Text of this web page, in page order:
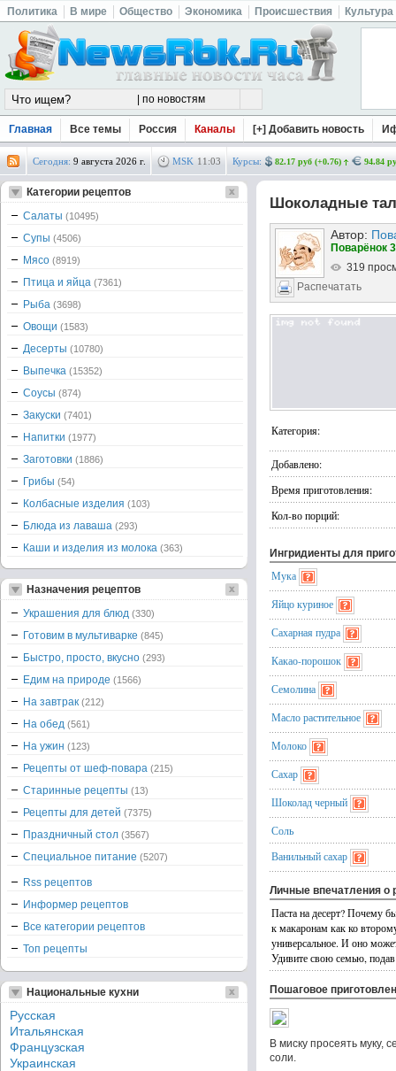
Политика В мире Общество Экономика Происшествия Культура
Главная Все темы Россия Каналы [+] Добавить новость
Сегодня: 9 августа 2026 г. MSK 11 :03 Курсы: 82.17 руб (+0.76) 94.84
Шоколадные
Автор:
Поварёнок
319
Распечатать
Категория:
Добавлено:
Время приготовления:
Кол-во порций:
Ингридиенты для
Мука
Яйцо куриное
Сахарная пудра
Какао-порошок
Семолина
Масло растительное
Молоко
Сахар
Шоколад черный
Соль
Ванильный сахар
Личные впечатления о
Паста на десерт? Почему
к макаронам как ко
универсальное. И оно
Удивите свою семью, подав
Пошаговое
В миску просеять муку,
соли.
Категории рецептов
Салаты (10495)
Супы (4506)
Мясо (8919)
Птица и яйца (7361)
Рыба (3698)
Овощи (1583)
Десерты (10780)
Выпечка (15352)
Соусы (874)
Закуски (7401)
Напитки (1977)
Заготовки (1886)
Грибы (54)
Колбасные изделия (103)
Блюда из лаваша (293)
Каши и изделия из молока (363)
Назначения рецептов
Украшения для блюд (330)
Готовим в мультиварке (845)
Быстро, просто, вкусно (293)
Едим на природе (1566)
На завтрак (212)
На обед (561)
На ужин (123)
Рецепты от шеф-повара (215)
Старинные рецепты (13)
Рецепты для детей (7375)
Праздничный стол (3567)
Специальное питание (5207)
Rss рецептов
Информер рецептов
Все категории рецептов
Топ рецепты
Национальные кухни
Русская
Итальянская
Французская
Украинская